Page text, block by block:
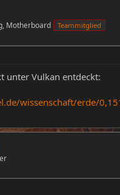
Motherboard Teammitglied
unter Vulkan entdeckt:
wissenschaft/erde/